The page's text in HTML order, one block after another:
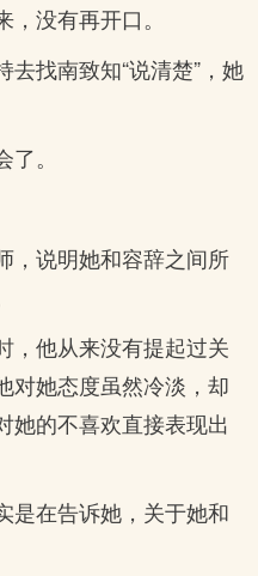
没有再开口。
找南致知“说清楚”，她
。
，说明她和容辞之间所
，他从来没有提起过关
对她态度虽然冷淡，却
她的不喜欢直接表现出
是在告诉她，关于她和